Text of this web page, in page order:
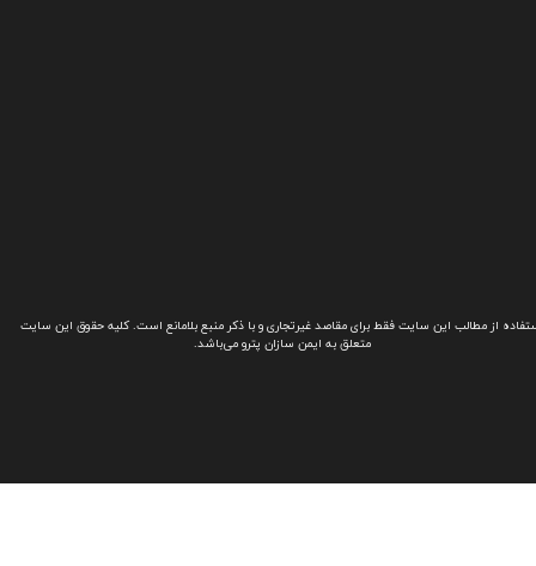
از مطالب این سایت فقط برای مقاصد غیرتجاری و با ذکر منبع بلامانع است. کلیه حقوق این سایت
متعلق به ایمن سازان پترو می‌باشد.